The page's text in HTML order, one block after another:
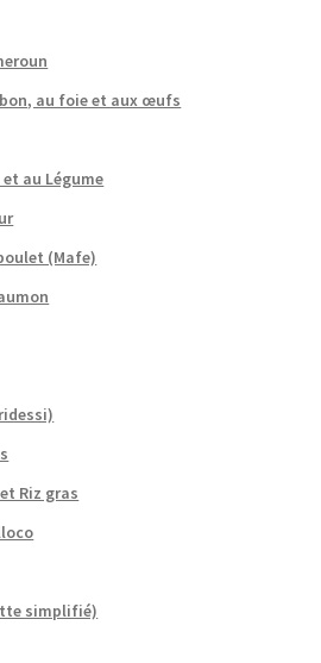
au foie et aux œufs
au Légume
(Mafe)
Riz gras
simplifié)